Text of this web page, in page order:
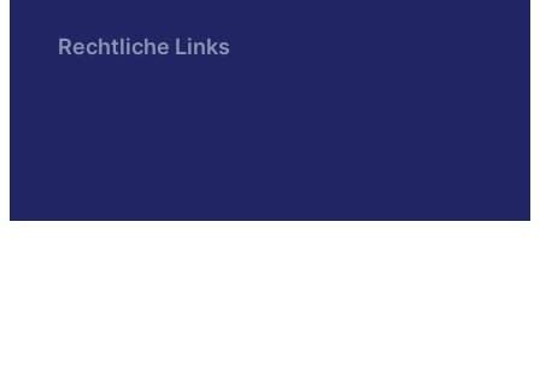
Rechtliche Links